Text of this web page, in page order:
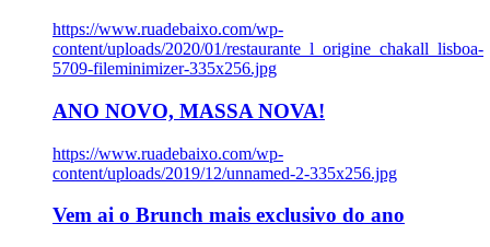
https://www.ruadebaixo.com/wp-
content/uploads/2020/01/restaurante_l_origine_chakall_lisboa-
5709-fileminimizer-335x256.jpg
ANO NOVO, MASSA NOVA!
https://www.ruadebaixo.com/wp-
content/uploads/2019/12/unnamed-2-335x256.jpg
Vem ai o Brunch mais exclusivo do ano